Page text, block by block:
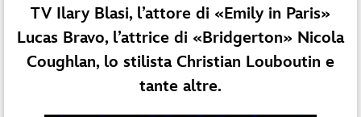
TV Ilary Blasi, l’attore di «Emily in Paris»
Lucas Bravo, l’attrice di «Bridgerton» Nicola
Coughlan, lo stilista Christian Louboutin e
tante altre.